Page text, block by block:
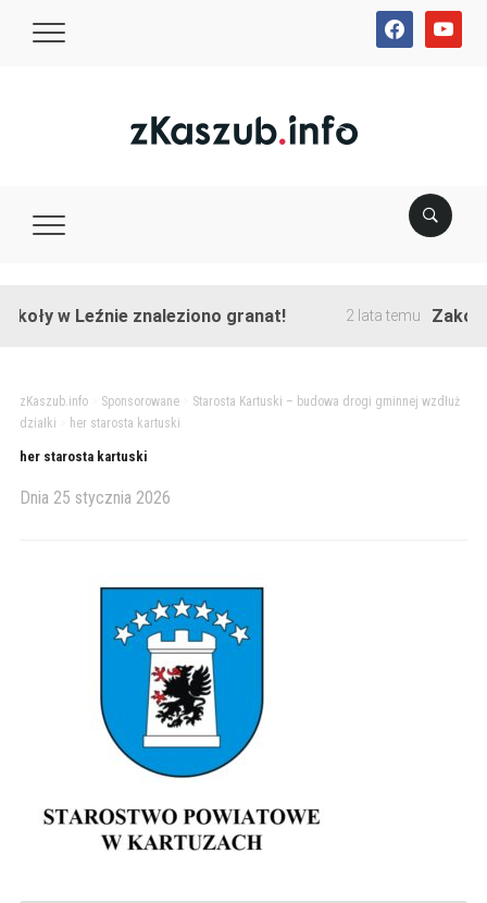
facebookyoutube
w Leźnie znaleziono granat! 2 lata temu
zKaszub.info> Sponsorowane> Starosta Kartuski – budowa drogi gminnej wzdłuż
działki
her starosta kartuski
her starosta kartuski
Dnia 25 stycznia 2026